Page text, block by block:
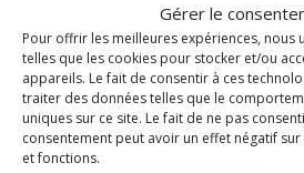
Gérer le
Pour offrir les meilleures expériences, nous
telles que les cookies pour stocker et/ou
appareils. Le fait de consentir à ces
traiter des données telles que le
uniques sur ce site. Le fait de ne pas
consentement peut avoir un effet négatif
et fonctions.
~ FINANCIERS MYRTILLES ET CITRON ~
Aujourd'hu